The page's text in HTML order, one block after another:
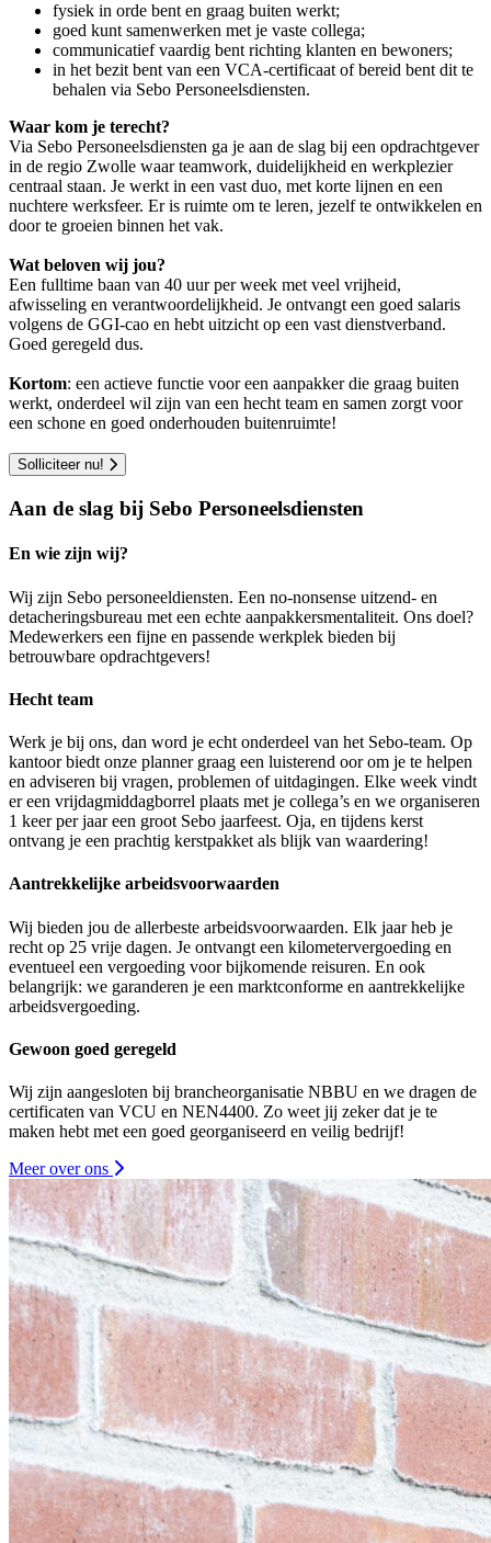
fysiek in orde bent en graag buiten werkt;
goed kunt samenwerken met je vaste collega;
communicatief vaardig bent richting klanten en bewoners;
in het bezit bent van een VCA-certificaat of bereid bent dit te
behalen via Sebo Personeelsdiensten.
Waar kom je terecht?
Via Sebo Personeelsdiensten ga je aan de slag bij een opdrachtgever
in de regio Zwolle waar teamwork, duidelijkheid en werkplezier
centraal staan. Je werkt in een vast duo, met korte lijnen en een
nuchtere werksfeer. Er is ruimte om te leren, jezelf te ontwikkelen en
door te groeien binnen het vak.
Wat beloven wij jou?
Een fulltime baan van 40 uur per week met veel vrijheid,
afwisseling en verantwoordelijkheid. Je ontvangt een goed salaris
volgens de GGI-cao en hebt uitzicht op een vast dienstverband.
Goed geregeld dus.
Kortom: een actieve functie voor een aanpakker die graag buiten
werkt, onderdeel wil zijn van een hecht team en samen zorgt voor
een schone en goed onderhouden buitenruimte!
Solliciteer nu!
Aan de slag bij Sebo Personeelsdiensten
En wie zijn wij?
Wij zijn Sebo personeeldiensten. Een no-nonsense uitzend- en
detacheringsbureau met een echte aanpakkersmentaliteit. Ons doel?
Medewerkers een fijne en passende werkplek bieden bij
betrouwbare opdrachtgevers!
Hecht team
Werk je bij ons, dan word je echt onderdeel van het Sebo-team. Op
kantoor biedt onze planner graag een luisterend oor om je te helpen
en adviseren bij vragen, problemen of uitdagingen. Elke week vindt
er een vrijdagmiddagborrel plaats met je collega’s en we organiseren
1 keer per jaar een groot Sebo jaarfeest. Oja, en tijdens kerst
ontvang je een prachtig kerstpakket als blijk van waardering!
Aantrekkelijke arbeidsvoorwaarden
Wij bieden jou de allerbeste arbeidsvoorwaarden. Elk jaar heb je
recht op 25 vrije dagen. Je ontvangt een kilometervergoeding en
eventueel een vergoeding voor bijkomende reisuren. En ook
belangrijk: we garanderen je een marktconforme en aantrekkelijke
arbeidsvergoeding.
Gewoon goed geregeld
Wij zijn aangesloten bij brancheorganisatie NBBU en we dragen de
certificaten van VCU en NEN4400. Zo weet jij zeker dat je te
maken hebt met een goed georganiseerd en veilig bedrijf!
Meer over ons